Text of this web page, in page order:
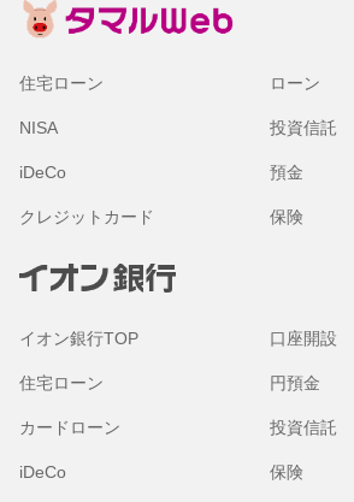
住宅ローン ローン
NISA 投資信託
iDeCo 預金
クレジットカード 保険
イオン銀行TOP 口座開設
住宅ローン 円預金
カードローン 投資信託
iDeCo 保険